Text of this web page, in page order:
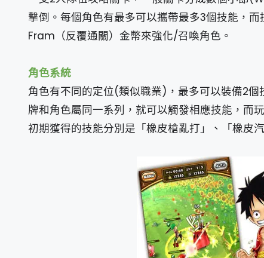
撃倒。每個角色有最多可以攜帶最多3個技能，
Fram（反覆通關）金幣來強化/召喚角色。
角色系統
角色有不同的定位(類似職業)，最多可以裝備2
牌和角色屬同一系列，就可以觸發相應技能，而
初期獲得的技能分別是「橡皮槍亂打」、「橡皮